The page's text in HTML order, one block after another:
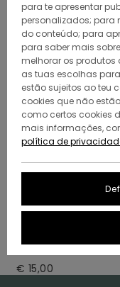
Avançar
para
procurar
critérios
de
filtragem
Avançar
para
ordenar
por
Unissexo
€ 15,00
para te apresentar
personalizados; para
do conteúdo; para
para saber mais
melhorar os produtos
as tuas escolhas
estão sujeitos ao teu
cookies que não
como certos cookies
mais informações,
política de